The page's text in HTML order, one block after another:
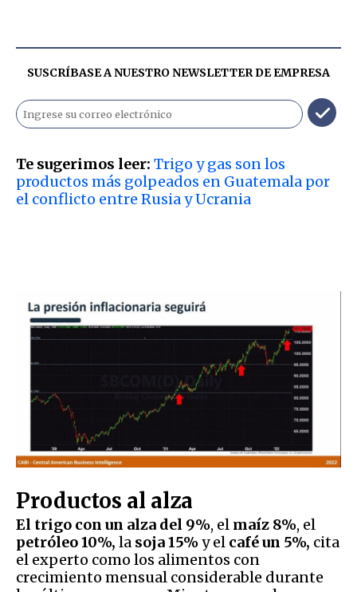
SUSCRÍBASE A NUESTRO NEWSLETTER DEEMPRESA
Te sugerimos leer: Trigo y gas son los
productos más golpeados en Guatemala por
el conflicto entre Rusia y Ucrania
Productos al alza
El trigo con un alza del 9%, el maíz 8%, el
petróleo 10%, la soja 15% y el café un 5%, cita
el experto como los alimentos con
crecimiento mensual considerable durante